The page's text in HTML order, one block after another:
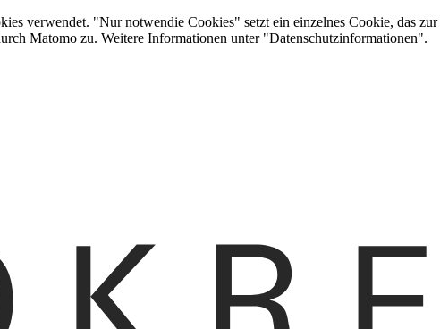
verwendet. "Nur notwendie Cookies" setzt ein einzelnes Cookie, das
Matomo zu. Weitere Informationen unter "Datenschutzinformationen".